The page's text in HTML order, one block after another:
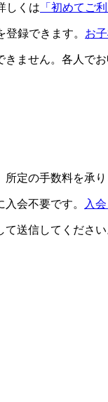
しくは 「初めてご
録できます。 お
ません。各人で
定の手数料を承り
会不要です。 入
送信してください